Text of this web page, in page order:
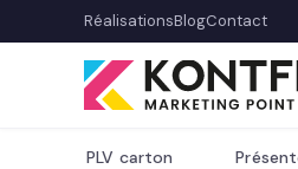
RéalisationsBlogContact
PLV carton